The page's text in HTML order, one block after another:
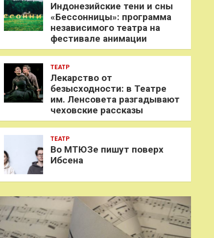
Индонезийские тени и сны
«Бессонницы»: программа
независимого театра на
фестивале анимации
ТЕАТР
Лекарство от
безысходности: в Театре
им. Ленсовета разгадывают
чеховские рассказы
ТЕАТР
Во МТЮЗе пишут поверх
Ибсена